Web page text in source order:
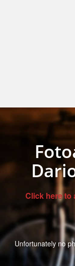
Click here to
Unfortunately no